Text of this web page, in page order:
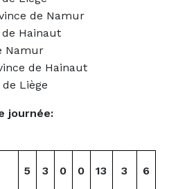
de Namur
Hainaut
Namur
de Hainaut
Liège
journée:
5 3 0 0 13 3 6